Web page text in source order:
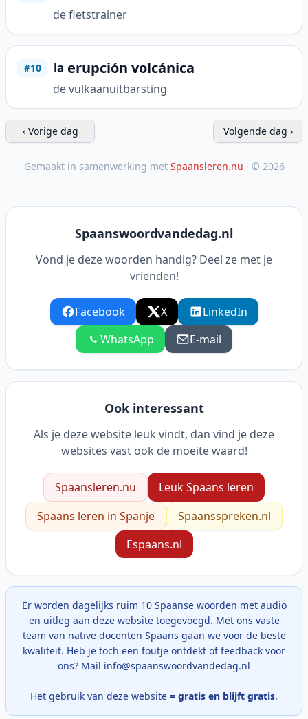
de fietstrainer
#10 la erupción volcánica
de vulkaanuitbarsting
‹ Vorige dag Volgende dag ›
Gemaakt in samenwerking met Spaansleren.nu · © 2026
Spaanswoordvandedag.nl
Vond je deze woorden handig? Deel ze met je
vrienden!
Facebook X
LinkedIn
WhatsApp
E-mail
Ook interessant
Als je deze website leuk vindt, dan vind je deze
websites vast ook de moeite waard!
Spaansleren.nu
Leuk Spaans leren
Spaans leren in Spanje
Spaansspreken.nl
Espaans.nl
Er worden dagelijks ruim 10 Spaanse woorden met audio
en uitleg aan deze website toegevoegd. Met ons vaste
team van native docenten Spaans gaan we voor de beste
kwaliteit. Heb je toch een foutje ontdekt of feedback voor
ons? Mail info@spaanswoordvandedag.nl
Het gebruik van deze website = gratis en blijft gratis.